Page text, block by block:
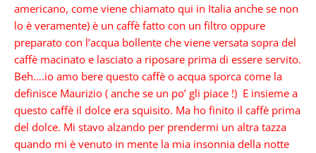
americano, come viene chiamato qui in Italia anche se non
lo è veramente) è un caffè fatto con un filtro oppure
preparato con l’acqua bollente che viene versata sopra del
caffè macinato e lasciato a riposare prima di essere servito.
Beh….io amo bere questo caffè o acqua sporca come la
definisce Maurizio ( anche se un po’ gli piace !) E insieme a
questo caffè il dolce era squisito. Ma ho finito il caffè prima
del dolce. Mi stavo alzando per prendermi un altra tazza
quando mi è venuto in mente la mia insonnia della notte